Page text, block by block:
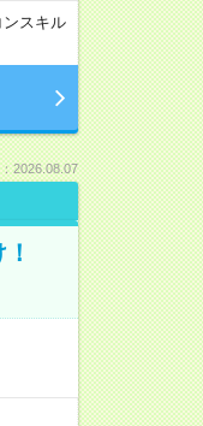
スキル
2026.08.07